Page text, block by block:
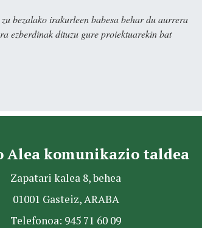
bezalako irakurleen babesa behar du aurrera
ezberdinak dituzu gure proiektuarekin bat
Alea komunikazio taldea
Zapatari kalea 8, behea
01001 Gasteiz, ARABA
Telefonoa: 945 71 60 09